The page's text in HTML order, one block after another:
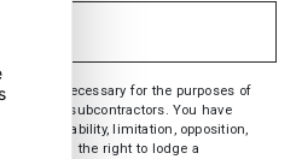
are necessary for the purposes of
and its subcontractors. You have
portability, limitation, opposition,
time and the right to lodge a